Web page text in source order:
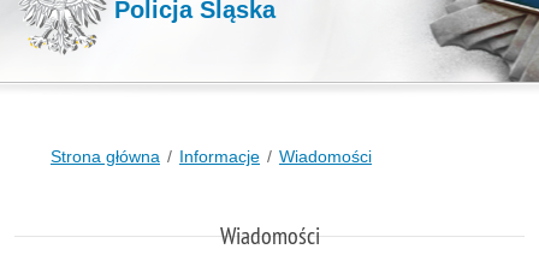
Policja Śląska
Strona główna Informacje Wiadomości
Wiadomości